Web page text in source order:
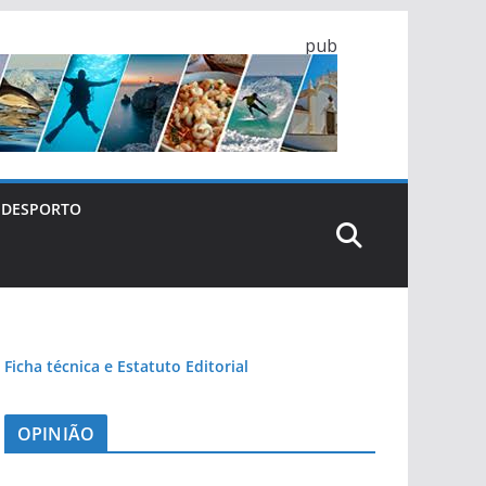
pub
DESPORTO
Ficha técnica e Estatuto Editorial
OPINIÃO